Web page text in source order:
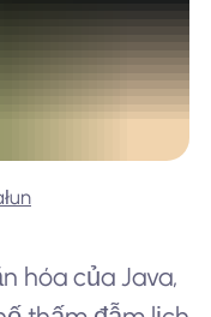
hóa của Java,